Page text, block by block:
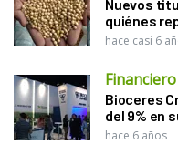
Nuevos
quiénes
hace casi 6
Financiero
Bioceres
del 9% en
hace 6 años